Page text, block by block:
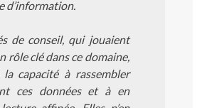
d’information.
de conseil, qui jouaient
rôle clé dans ce domaine,
capacité à rassembler
ces données et à en